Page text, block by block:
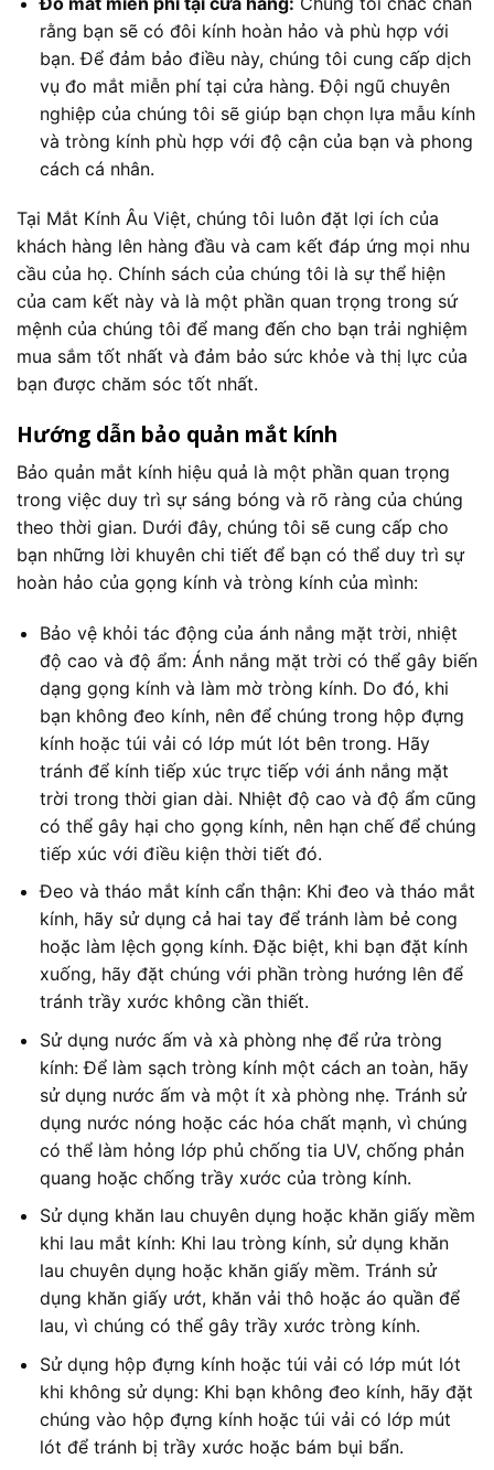
rằng bạn sẽ có đôi kính hoàn hảo và phù hợp với
bạn. Để đảm bảo điều này, chúng tôi cung cấp dịch
vụ đo mắt miễn phí tại cửa hàng. Đội ngũ chuyên
nghiệp của chúng tôi sẽ giúp bạn chọn lựa mẫu kính
và tròng kính phù hợp với độ cận của bạn và phong
cách cá nhân.
Tại Mắt Kính Âu Việt, chúng tôi luôn đặt lợi ích của
khách hàng lên hàng đầu và cam kết đáp ứng mọi nhu
cầu của họ. Chính sách của chúng tôi là sự thể hiện
của cam kết này và là một phần quan trọng trong sứ
mệnh của chúng tôi để mang đến cho bạn trải nghiệm
mua sắm tốt nhất và đảm bảo sức khỏe và thị lực của
bạn được chăm sóc tốt nhất.
Hướng dẫn bảo quản mắt kính
Bảo quản mắt kính hiệu quả là một phần quan trọng
trong việc duy trì sự sáng bóng và rõ ràng của chúng
theo thời gian. Dưới đây, chúng tôi sẽ cung cấp cho
bạn những lời khuyên chi tiết để bạn có thể duy trì sự
hoàn hảo của gọng kính và tròng kính của mình:
Bảo vệ khỏi tác động của ánh nắng mặt trời, nhiệt
độ cao và độ ẩm: Ánh nắng mặt trời có thể gây biến
dạng gọng kính và làm mờ tròng kính. Do đó, khi
bạn không đeo kính, nên để chúng trong hộp đựng
kính hoặc túi vải có lớp mút lót bên trong. Hãy
tránh để kính tiếp xúc trực tiếp với ánh nắng mặt
trời trong thời gian dài. Nhiệt độ cao và độ ẩm cũng
có thể gây hại cho gọng kính, nên hạn chế để chúng
tiếp xúc với điều kiện thời tiết đó.
Đeo và tháo mắt kính cẩn thận: Khi đeo và tháo mắt
kính, hãy sử dụng cả hai tay để tránh làm bẻ cong
hoặc làm lệch gọng kính. Đặc biệt, khi bạn đặt kính
xuống, hãy đặt chúng với phần tròng hướng lên để
tránh trầy xước không cần thiết.
Sử dụng nước ấm và xà phòng nhẹ để rửa tròng
kính: Để làm sạch tròng kính một cách an toàn, hãy
sử dụng nước ấm và một ít xà phòng nhẹ. Tránh sử
dụng nước nóng hoặc các hóa chất mạnh, vì chúng
có thể làm hỏng lớp phủ chống tia UV, chống phản
quang hoặc chống trầy xước của tròng kính.
Sử dụng khăn lau chuyên dụng hoặc khăn giấy mềm
khi lau mắt kính: Khi lau tròng kính, sử dụng khăn
lau chuyên dụng hoặc khăn giấy mềm. Tránh sử
dụng khăn giấy ướt, khăn vải thô hoặc áo quần để
lau, vì chúng có thể gây trầy xước tròng kính.
Sử dụng hộp đựng kính hoặc túi vải có lớp mút lót
khi không sử dụng: Khi bạn không đeo kính, hãy đặt
chúng vào hộp đựng kính hoặc túi vải có lớp mút
lót để tránh bị trầy xước hoặc bám bụi bẩn.